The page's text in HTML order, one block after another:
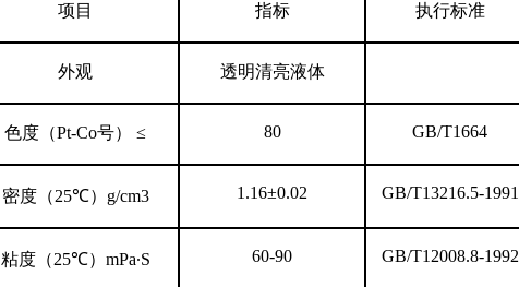
项目 指标 执行标准
外观 透明清亮液体
色度（Pt-Co号） ≤ 80 GB/T1664
密度（25℃） g/cm3 1.16±0.02 GB/T13216.5-1991
粘度（25℃） mPa∙S 60-90 GB/T12008.8-1992